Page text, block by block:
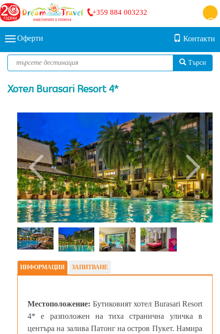
+359 884 003232
Оферти Контакти
Търси
Хотел Burasari Resort 4*
ИНФОРМАЦИЯ ЗАПИТВАНЕ
Местоположение: Бутиковият хотел Burasari Resort
4* е разположен на тиха странична уличка в
центъра на залива Патонг на остров Пукет. Намира